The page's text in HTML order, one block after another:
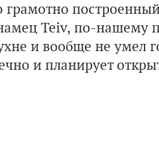
грамотно
Teiv, по-нашему
и вообще не умел
и планирует